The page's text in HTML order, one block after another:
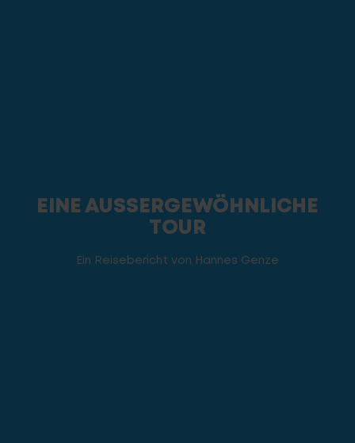
EINE AUSSERGEWÖHNLICHE
TOUR
Ein Reisebericht von Hannes Genze